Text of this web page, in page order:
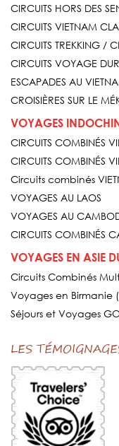
CIRCUITS HORS DES
CIRCUITS VIETNAM
CIRCUITS TREKKING /
CIRCUITS VOYAGE
ESCAPADES AU
CROISIÈRES SUR LE
VOYAGES
CIRCUITS COMBINÉS
CIRCUITS COMBINÉS
Circuits combinés
VOYAGES AU LAOS
VOYAGES AU
CIRCUITS COMBINÉS
VOYAGES EN ASIE
Circuits Combinés
Voyages en Birmanie
Séjours et Voyages
LES